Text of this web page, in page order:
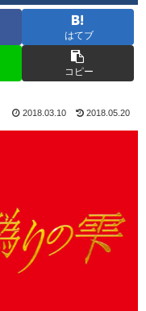
はてブ
コピー
2018.03.10 2018.05.20